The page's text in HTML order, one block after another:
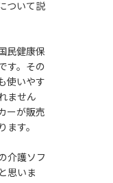
ついて説
民健康保
す。その
使いやす
ません
ーが販売
ます。
介護ソフ
思いま